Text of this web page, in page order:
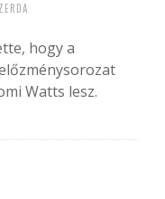
hogy a
Watts lesz.